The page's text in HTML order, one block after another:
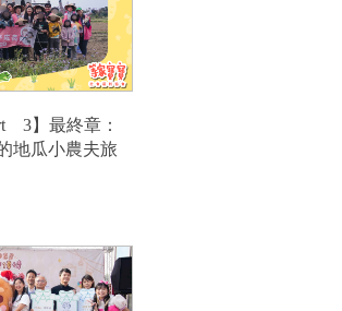
3】最終章：
地瓜小農夫旅